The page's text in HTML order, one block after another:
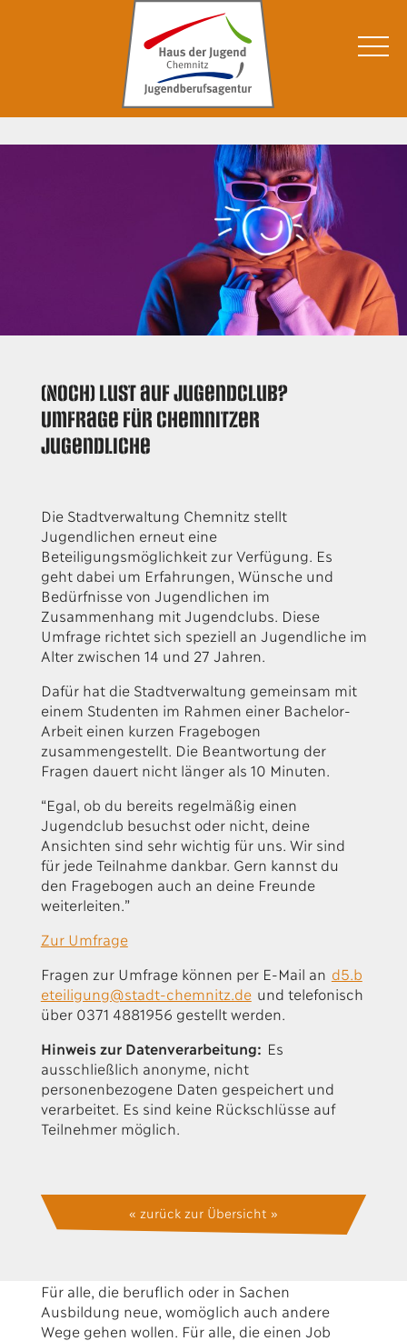
(Noch) Lust auf Jugendclub?
Umfrage für Chemnitzer
Jugendliche
Die Stadtverwaltung Chemnitz stellt
Jugendlichen erneut eine
Beteiligungsmöglichkeit zur Verfügung. Es
geht dabei um Erfahrungen, Wünsche und
Bedürfnisse von Jugendlichen im
Zusammenhang mit Jugendclubs. Diese
Umfrage richtet sich speziell an Jugendliche im
Alter zwischen 14 und 27 Jahren.
Dafür hat die Stadtverwaltung gemeinsam mit
einem Studenten im Rahmen einer Bachelor-
Arbeit einen kurzen Fragebogen
zusammengestellt. Die Beantwortung der
Fragen dauert nicht länger als 10 Minuten.
“Egal, ob du bereits regelmäßig einen
Jugendclub besuchst oder nicht, deine
Ansichten sind sehr wichtig für uns. Wir sind
für jede Teilnahme dankbar. Gern kannst du
den Fragebogen auch an deine Freunde
weiterleiten.”
Zur Umfrage
Fragen zur Umfrage können per E-Mail an d5.b
eteiligung@stadt-chemnitz.deund telefonisch
über 0371 4881956 gestellt werden.
Hinweis zur Datenverarbeitung: Es
ausschließlich anonyme, nicht
personenbezogene Daten gespeichert und
verarbeitet. Es sind keine Rückschlüsse auf
Teilnehmer möglich.
« zurück zur Übersicht
Für alle, die beruflich oder in Sachen
Ausbildung neue, womöglich auch andere
Wege gehen wollen. Für alle, die einen Job